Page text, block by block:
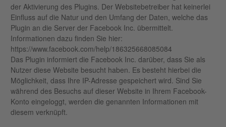
der Aktivierung des Plugins. Der Websitebetreiber hat keinerlei
Einfluss auf die Natur und den Umfang der Daten, welche das
Plugin an die Server der Facebook Inc. übermittelt.
Informationen dazu finden Sie hier:
https://www.facebook.com/help/186325668085084
Das Plugin informiert die Facebook Inc. darüber, dass Sie als
Nutzer diese Website besucht haben. Es besteht hierbei die
Möglichkeit, dass Ihre IP-Adresse gespeichert wird. Sind Sie
während des Besuchs auf dieser Website in Ihrem Facebook-
Konto eingeloggt, werden die genannten Informationen mit
diesem verknüpft.